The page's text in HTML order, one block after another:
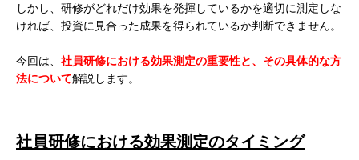
しかし、研修がどれだけ効果を発揮しているかを適切に測定しな
ければ、投資に見合った成果を得られているか判断できません。
今回は、 社員研修における効果測定の重要性と、その具体的な方
法について解説します。
社員研修における効果測定のタイミング